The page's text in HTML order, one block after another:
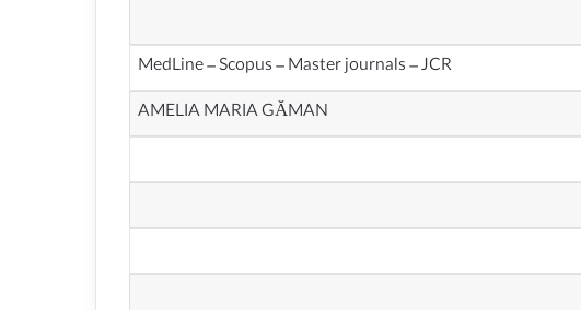
MedLine – Scopus – Master journals – JCR
AMELIA MARIA GĂMAN